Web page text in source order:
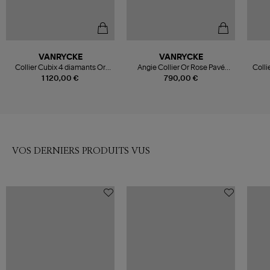
1 120,00 €
VANRYCKE
Collier Cubix 4 diamants Or
Rose
790,00 €
VANRYCKE
Angie Collier Or Rose Pavé
Diamants
VOS DERNIERS PRODUITS VUS